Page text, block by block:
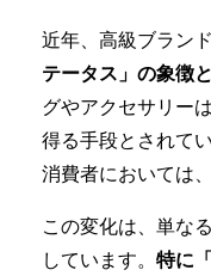
近年、高級ブラン
テータス」の象徴
グやアクセサリー
得る手段とされて
消費者においては
この変化は、単な
しています。 特に